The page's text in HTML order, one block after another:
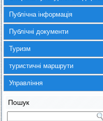
Публічна інформація
Публічні документи
Туризм
туристичні маршрути
Управління
Пошук